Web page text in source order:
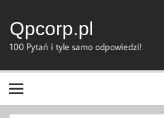
content
Qpcorp.pl
100 Pytań i tyle samo odpowiedzi!